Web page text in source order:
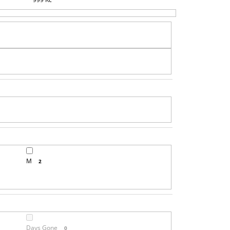
O
Ů
M 2
Days Gone 0